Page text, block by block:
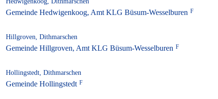
Gemeinde Hedwigenkoog, Amt KLG Büsum-Wesselburen
Hillgroven, Dithmarschen
Gemeinde Hillgroven, Amt KLG Büsum-Wesselburen
Hollingstedt, Dithmarschen
Gemeinde Hollingstedt